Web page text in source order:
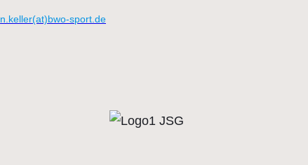
n.keller(at)bwo-sport.de